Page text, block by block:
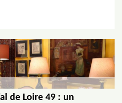
de Loire 49 : un